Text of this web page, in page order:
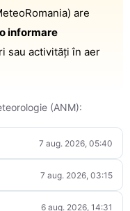
are
o informare
sau activități în aer
(ANM):
7 aug. 2026, 05:40
7 aug. 2026, 03:15
6 aug. 2026, 14:31